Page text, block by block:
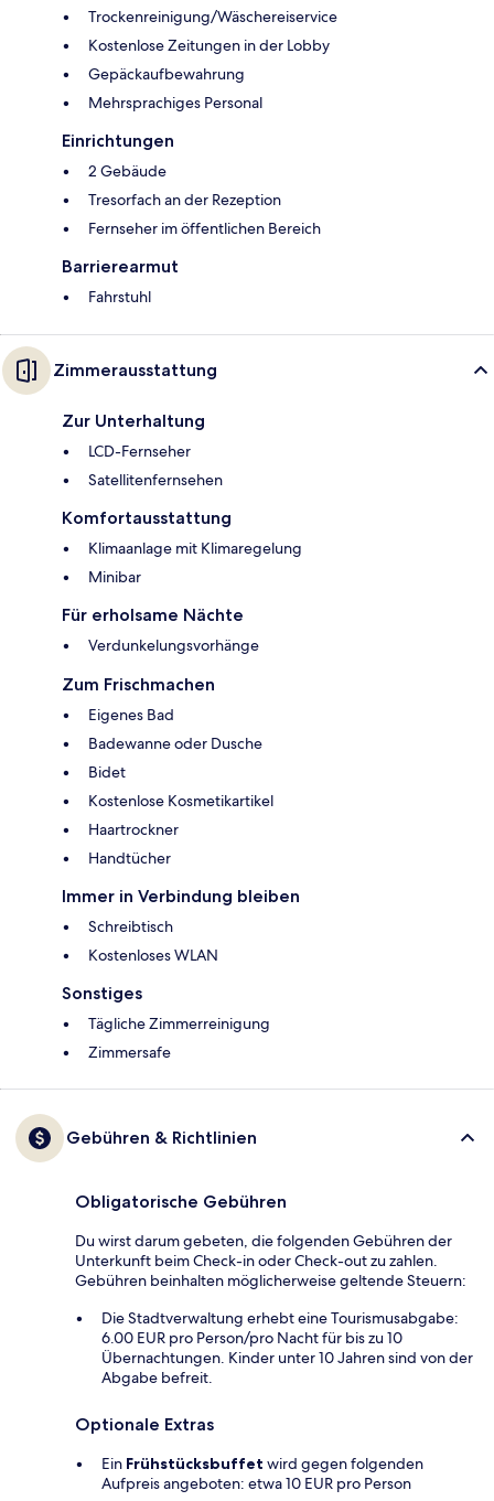
Trockenreinigung/Wäschereiservice
Kostenlose Zeitungen in der Lobby
Gepäckaufbewahrung
Mehrsprachiges Personal
Einrichtungen
2 Gebäude
Tresorfach an der Rezeption
Fernseher im öffentlichen Bereich
Barrierearmut
Fahrstuhl
Zimmerausstattung
Zur Unterhaltung
LCD-Fernseher
Satellitenfernsehen
Komfortausstattung
Klimaanlage mit Klimaregelung
Minibar
Für erholsame Nächte
Verdunkelungsvorhänge
Zum Frischmachen
Eigenes Bad
Badewanne oder Dusche
Bidet
Kostenlose Kosmetikartikel
Haartrockner
Handtücher
Immer in Verbindung bleiben
Schreibtisch
Kostenloses WLAN
Sonstiges
Tägliche Zimmerreinigung
Zimmersafe
Gebühren & Richtlinien
Obligatorische Gebühren
Du wirst darum gebeten, die folgenden Gebühren der
Unterkunft beim Check-in oder Check-out zu zahlen.
Gebühren beinhalten möglicherweise geltende Steuern:
Die Stadtverwaltung erhebt eine Tourismusabgabe:
6.00 EUR pro Person/pro Nacht für bis zu 10
Übernachtungen. Kinder unter 10 Jahren sind von der
Abgabe befreit.
Optionale Extras
Ein Frühstücksbuffet wird gegen folgenden
Aufpreis angeboten: etwa 10 EUR pro Person